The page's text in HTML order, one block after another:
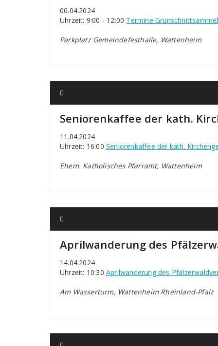
06.04.2024
Uhrzeit: 9:00 - 12:00 Termine
Parkplatz Gemeindefesthalle, Wattenheim
Seniorenkaffee der kath.
11.04.2024
Uhrzeit: 16:00 Seniorenkaffee der kath.
Ehem. Katholisches Pfarramt, Wattenheim
Aprilwanderung des
14.04.2024
Uhrzeit: 10:30 Aprilwanderung des
Am Wasserturm, Wattenheim Rheinland-Pfalz